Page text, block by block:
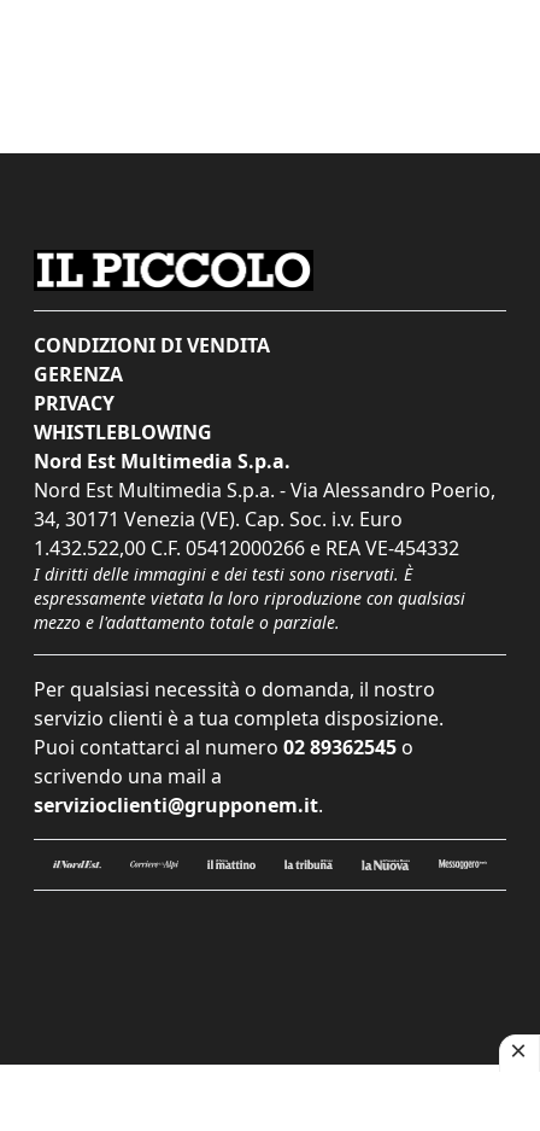
CONDIZIONI DI VENDITA
GERENZA
PRIVACY
WHISTLEBLOWING
Nord Est Multimedia S.p.a.
Nord Est Multimedia S.p.a. - Via Alessandro Poerio,
34, 30171 Venezia (VE). Cap. Soc. i.v. Euro
1.432.522,00 C.F. 05412000266 e REA VE-454332
I diritti delle immagini e dei testi sono riservati. È
espressamente vietata la loro riproduzione con qualsiasi
mezzo e l'adattamento totale o parziale.
Per qualsiasi necessità o domanda, il nostro
servizio clienti è a tua completa disposizione.
Puoi contattarci al numero 02 89362545 o
scrivendo una mail a
servizioclienti@grupponem.it.